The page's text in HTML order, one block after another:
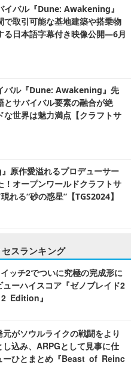
イバル『Dune: Awakening』
で取引可能な基地建築や搭乗物
る日本語字幕付き映像公開―6月
バル『Dune: Awakening』先
サバイバル要素の融合が絶
な世界は魅力満点【クラフトサ
原作愛溢れるプロデューサー
！オープンワールドクラフトサ
れる“砂の惑星”【TGS2024】
スランキング
ッチ2でついに究極の完成形に
ューハイスコア『ゼノブレイド2
Edition』
元がソウルライクの戦闘をより
し込み、ARPGとして見事に仕
ーひとまとめ『Beast of Reinc